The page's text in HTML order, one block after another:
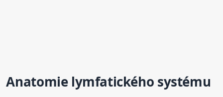
Anatomielymfatického systému